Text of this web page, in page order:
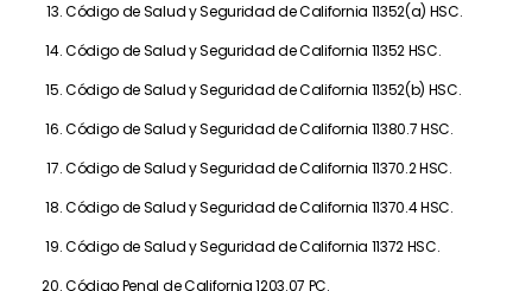
Código de Salud y Seguridad de California 11352(a) HSC.
Código de Salud y Seguridad de California 11352 HSC.
Código de Salud y Seguridad de California 11352(b) HSC.
Código de Salud y Seguridad de California 11380.7 HSC.
Código de Salud y Seguridad de California 11370.2 HSC.
Código de Salud y Seguridad de California 11370.4 HSC.
Código de Salud y Seguridad de California 11372 HSC.
Código Penal de California 1203.07 PC.